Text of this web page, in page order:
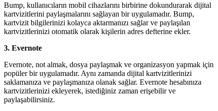
Bump, kullanıcıların mobil cihazlarını birbirine dokundurarak dijital
kartvizitlerini paylaşmalarını sağlayan bir uygulamadır. Bump,
kartvizit bilgilerinizi kolayca aktarmanızı sağlar ve paylaşılan
kartvizitlerinizi otomatik olarak kişilerin adres defterine ekler.
3. Evernote
Evernote, not almak, dosya paylaşmak ve organizasyon yapmak için
popüler bir uygulamadır. Aynı zamanda dijital kartvizitlerinizi
saklamanıza ve paylaşmanıza olanak sağlar. Evernote hesabınıza
kartvizitlerinizi ekleyerek, istediğiniz zaman erişebilir ve
paylaşabilirsiniz.